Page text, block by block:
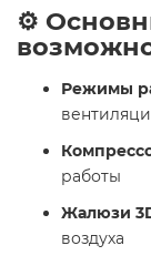
⚙️
Режимы
работы
Жалюзи
воздуха